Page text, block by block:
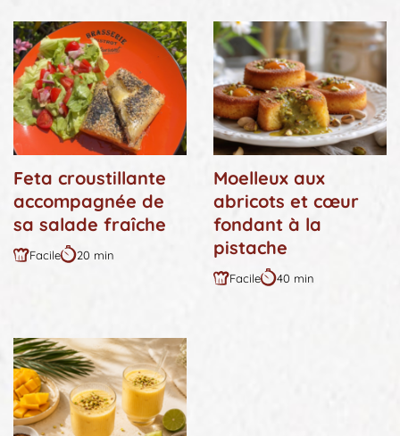
Feta croustillante
accompagnée de
sa salade fraîche
Difficulté
Facile
Durée
20 min
Moelleux aux
abricots et cœur
fondant à la
pistache
Difficulté
Facile
Durée
40 min